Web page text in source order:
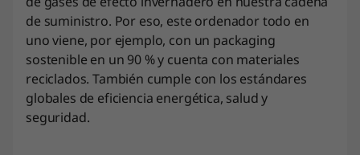
de suministro. Por eso, este ordenador todo en
uno viene, por ejemplo, con un packaging
sostenible en un 90 % y cuenta con materiales
reciclados. También cumple con los estándares
globales de eficiencia energética, salud y
seguridad.